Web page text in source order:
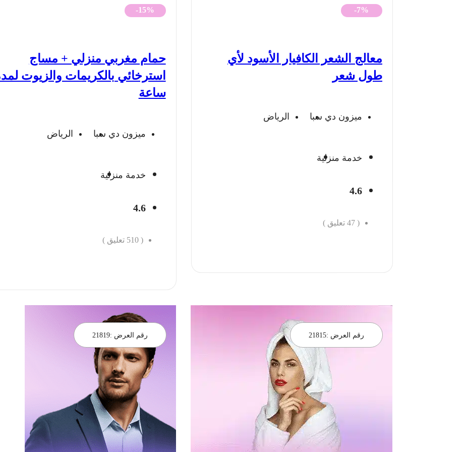
الأصلي
500 ريال. 463 ريال.
-7%
معالج الشعر الكافيار الأسود لأي
طول شعر
ميزون دي سبا الرياض
خدمة منزلية
4.6
(
47 تعليق )
الأصلي
-15%
حمام مغربي منزلي + مساج
استرخائي بالكريمات والزيوت
ساعة
ميزون دي سبا الرياض
خدمة منزلية
4.6
(
510 تعليق )
رقم العرض :21815 رقم العرض :21819